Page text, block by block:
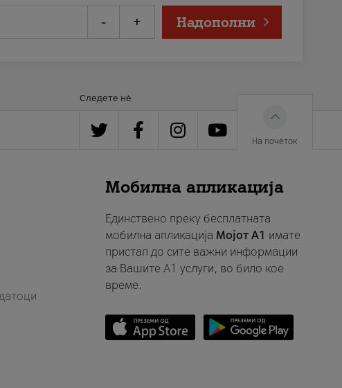
- + Надополни
Следете нè
На почеток
Мобилна апликација
Единствено преку бесплатната
мобилна апликација Мојот A1 имате
пристап до сите важни информации
за Вашите A1 услуги, во било кое
време.